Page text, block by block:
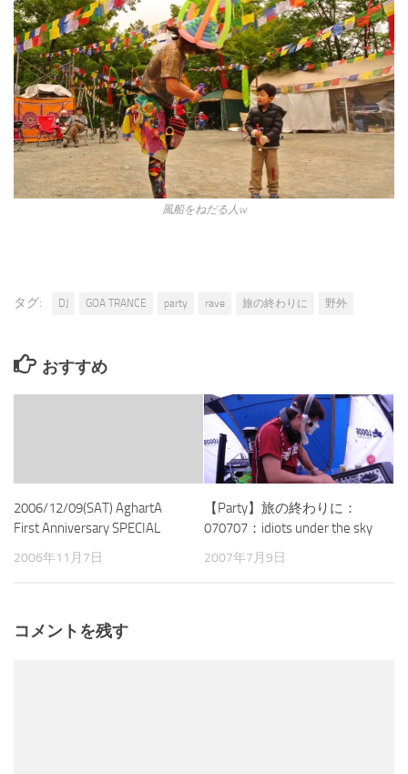
風船をねだる人w
タグ: DJ GOA TRANCE party rave 旅の終わりに 野外
おすすめ
2006/12/09(SAT) AghartA
First Anniversary SPECIAL
2006年11月7日
【Party】旅の終わりに：
070707：idiots under the sky
2007年7月9日
コメントを残す